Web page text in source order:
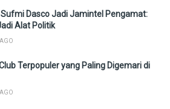
Dasco Jadi Jamintel Pengamat:
Alat Politik
Terpopuler yang Paling Digemari di